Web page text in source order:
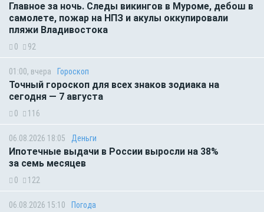
Главное за ночь. Следы викингов в Муроме, дебош в
самолете, пожар на НПЗ и акулы оккупировали
пляжи Владивостока
0 92
01:00, вчера Гороскоп
Точный гороскоп для всех знаков зодиака на
сегодня — 7 августа
0 116
06.08.2026 18:05 Деньги
Ипотечные выдачи в России выросли на 38%
за семь месяцев
0 122
06.08.2026 15:10 Погода